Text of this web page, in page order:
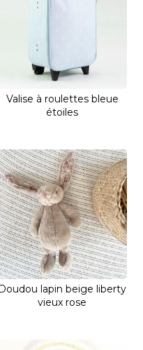
Valise à roulettes bleue
étoiles
lapin beige liberty
vieux rose